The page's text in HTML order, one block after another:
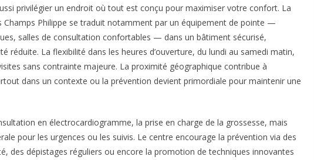
privilégier un endroit où tout est conçu pour maximiser votre confort. La
Champs Philippe se traduit notamment par un équipement de pointe —
salles de consultation confortables — dans un bâtiment sécurisé,
réduite. La flexibilité dans les heures d’ouverture, du lundi au samedi matin,
sans contrainte majeure. La proximité géographique contribue à
dans un contexte ou la prévention devient primordiale pour maintenir une
en électrocardiogramme, la prise en charge de la grossesse, mais
pour les urgences ou les suivis. Le centre encourage la prévention via des
des dépistages réguliers ou encore la promotion de techniques innovantes